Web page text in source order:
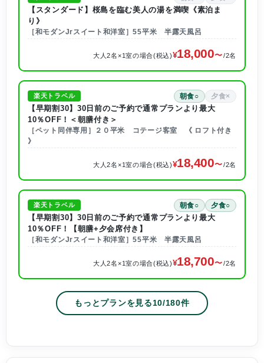
【スタンダード】桜島を臨む美人の湯を満喫《素泊ま
り》
［和モダンJrスイート和洋室］55平米 半露天風呂
大人2名×1室の場合(税込) 18,000 /2名
楽天トラベル 朝食○ 夕食×
【早期割30】30日前のご予約で通常プランより最大
10％OFF！＜朝膳付き＞
［ペット同伴専用］２０平米 コテージ客室 《 ロフト付き
》
大人2名×1室の場合(税込) 18,400 /2名
楽天トラベル 朝食○ 夕食○
【早期割30】30日前のご予約で通常プランより最大
10％OFF！【朝膳+夕会席付き】
［和モダンJrスイート和洋室］55平米 半露天風呂
大人2名×1室の場合(税込) 18,700 /2名
もっとプランを見る10/180件